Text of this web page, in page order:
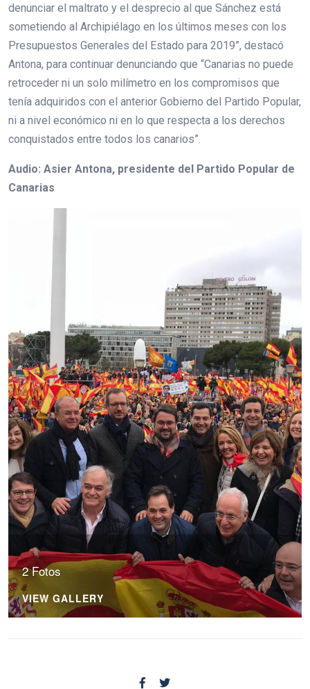
denunciar el maltrato y el desprecio al que Sánchez está
sometiendo al Archipiélago en los últimos meses con los
Presupuestos Generales del Estado para 2019”, destacó
Antona, para continuar denunciando que “Canarias no puede
retroceder ni un solo milímetro en los compromisos que
tenía adquiridos con el anterior Gobierno del Partido Popular,
ni a nivel económico ni en lo que respecta a los derechos
conquistados entre todos los canarios”.
Audio: Asier Antona, presidente del Partido Popular de
Canarias
2 Fotos
VIEW GALLERY